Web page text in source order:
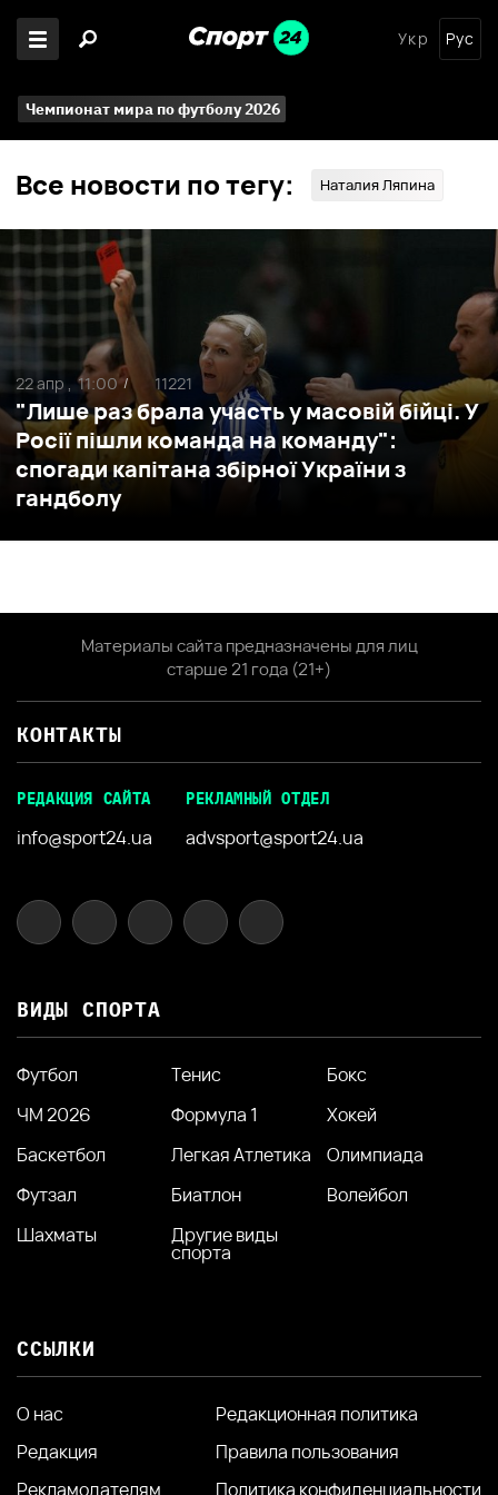
Укр Рус
Чемпионат мира по футболу 2026
Все новости по тегу: Наталия Ляпина
"Лише раз брала участь у масовій бійці. У
Росії пішли команда на команду":
спогади капітана збірної України з
гандболу
22 апр , 11:00 / 11221
Материалы сайта предназначены для лиц
старше 21 года (21+)
КОНТАКТЫ
РЕДАКЦИЯ САЙТА
info@sport24.ua
РЕКЛАМНЫЙ ОТДЕЛ
advsport@sport24.ua
ВИДЫ СПОРТА
Футбол Тенис
Бокс
ЧМ 2026
Формула 1
Хокей
Баскетбол
Легкая Атлетика
Олимпиада
Футзал
Биатлон
Волейбол
Шахматы
Другие виды
спорта
ССЫЛКИ
О нас
Редакция
Рекламодателям
Редакционная политика
Правила пользования
Политика конфиденциальности